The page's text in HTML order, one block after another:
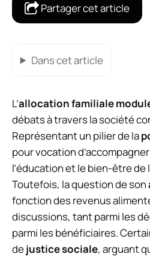
Partager cet article
Dans cet article
L’allocation familiale
débats à travers la société
Représentant un pilier de la
pour vocation
l’éducation et le bien-être de
Toutefois, la question de son
fonction des revenus
discussions, tant parmi les
parmi les bénéficiaires.
dejustice sociale, arguant